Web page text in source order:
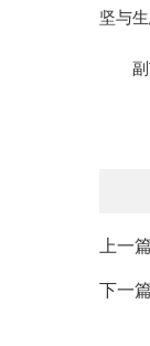
坚与
上一
下一